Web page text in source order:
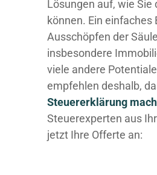
Lösungen auf, wie
können. Ein
Ausschöpfen der
insbesondere
viele andere
empfehlen deshalb,
Steuererklärung
Steuerexperten aus
jetzt Ihre Offerte an: